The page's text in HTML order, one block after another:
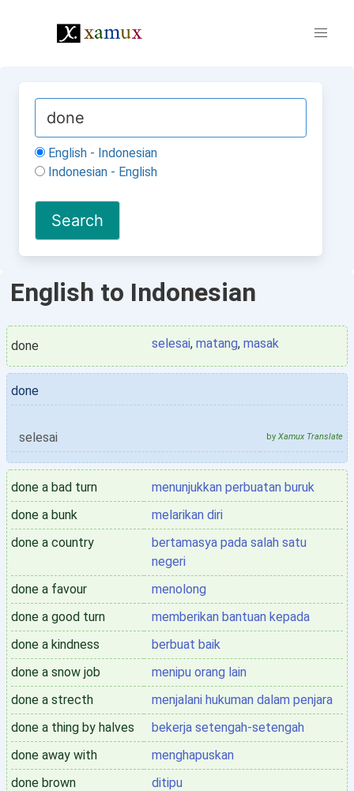
English - Indonesian
Indonesian - English
English to Indonesian
done selesai, matang, masak
done
selesai by Xamux Translate
done a bad turn
menunjukkan perbuatan buruk
done a bunk
melarikan diri
done a country
bertamasya pada salah satu
negeri
done a favour
menolong
done a good turn
memberikan bantuan kepada
done a kindness
berbuat baik
done a snow job
menipu orang lain
done a strecth
menjalani hukuman dalam penjara
done a thing by halves
bekerja setengah-setengah
done away with
menghapuskan
done brown
ditipu